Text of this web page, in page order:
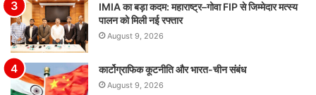
IMIA का बड़ा कदम: महाराष्ट्र–गोवा FIP से जिम्मेदार मत्स्य
पालन को मिली नई रफ्तार
August 9, 2026
कार्टोग्राफिक कूटनीति और भारत-चीन संबंध
August 9, 2026